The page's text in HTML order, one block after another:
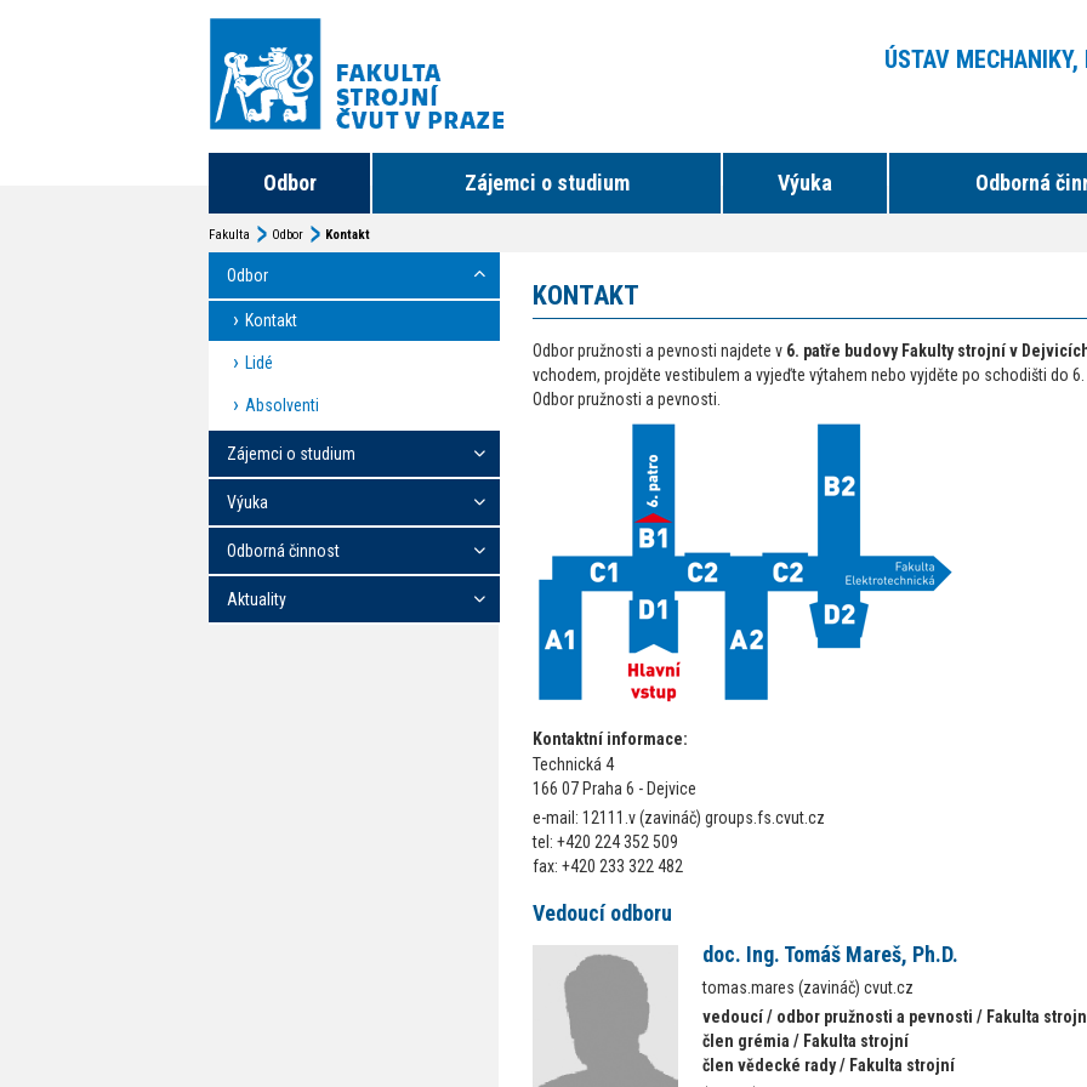
ÚSTAV
Odbor Zájemci o studium Výuka Odborná
Fakulta Odbor Kontakt
Odbor
Kontakt
Lidé
Absolventi
Zájemci o studium
Výuka
Odborná činnost
Aktuality
KONTAKT
Odbor pružnosti a pevnosti najdete v 6. patře budovy Fakulty strojní v
vchodem, projděte vestibulem a vyjeďte výtahem nebo vyjděte po schodišti do
Odbor pružnosti a pevnosti.
Kontaktní informace:
Technická 4
166 07 Praha 6 - Dejvice
e-mail: 12111.v (zavináč) groups.fs.cvut.cz
tel: +420 224 352 509
fax: +420 233 322 482
Vedoucí odboru
doc. Ing. Tomáš Mareš, Ph.D.
tomas.mares (zavináč) cvut.cz
vedoucí / odbor pružnosti a pevnosti / Fakulta
člen grémia / Fakulta strojní
člen vědecké rady / Fakulta strojní